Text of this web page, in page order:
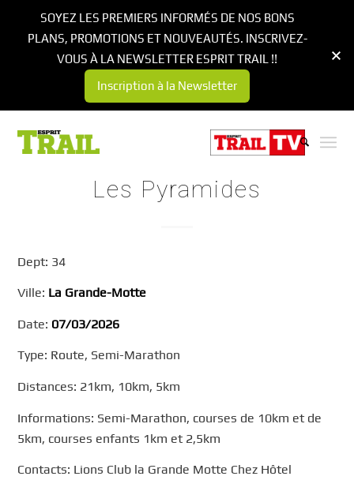
Les Pyramides
Dept: 34
Ville: La Grande-Motte
Date: 07/03/2026
Type: Route, Semi-Marathon
Distances: 21km, 10km, 5km
Informations: Semi-Marathon, courses de 10km et de
5km, courses enfants 1km et 2,5km
Contacts: Lions Club la Grande Motte Chez Hôtel
SOYEZ LES PREMIERS INFORMÉS DE NOS BONS
PLANS, PROMOTIONS ET NOUVEAUTÉS. INSCRIVEZ-
VOUS À LA NEWSLETTER ESPRIT TRAIL !!
Inscription à la Newsletter